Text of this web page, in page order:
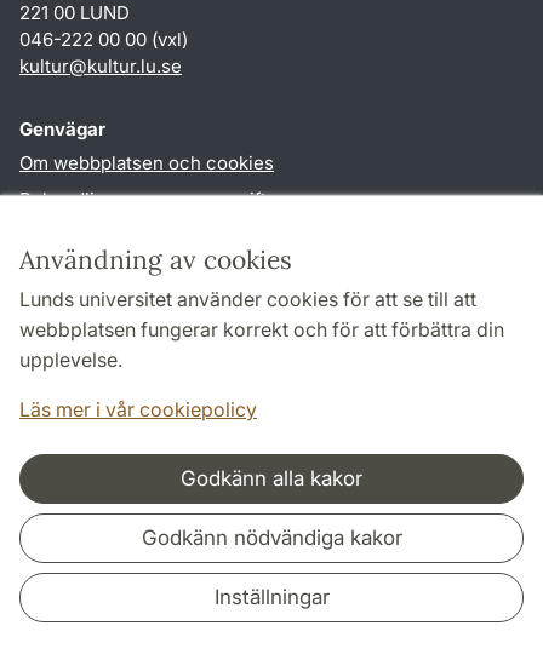
Användning av cookies
Lunds universitet använder cookies för att se till att
webbplatsen fungerar korrekt och för att förbättra din
upplevelse.
Läs mer i vår cookiepolicy
Godkänn alla kakor
Godkänn nödvändiga kakor
Inställningar
221 00 LUND
046-222 00 00 (vxl)
kultur@kultur.lu.se
Genvägar
Om webbplatsen och cookies
Behandling av personuppgifter
TYPO3-login
Följ oss i sociala medier
Samarbeten och nätverk